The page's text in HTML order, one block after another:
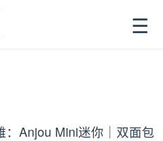
☰
：Anjou Mini迷你｜双面包